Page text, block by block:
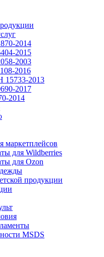
2014
2015
2003
2016
2013
2017
2014
маркетплейсов
для Wildberries
для Ozon
продукции
MSDS